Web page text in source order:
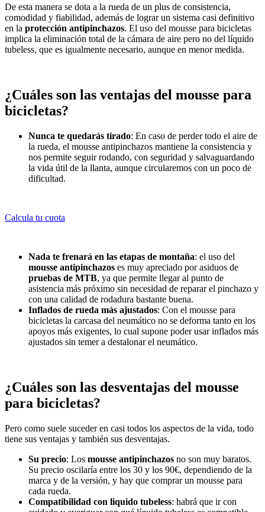
De esta manera se dota a la rueda de un plus de consistencia,
comodidad y fiabilidad, además de lograr un sistema casi definitivo
en la protección antipinchazos. El uso del mousse para bicicletas
implica la eliminación total de la cámara de aire pero no del líquido
tubeless, que es igualmente necesario, aunque en menor medida.
¿Cuáles son las ventajas del mousse para
bicicletas?
Nunca te quedarás tirado: En caso de perder todo el aire de
la rueda, el mousse antipinchazos mantiene la consistencia y
nos permite seguir rodando, con seguridad y salvaguardando
la vida útil de la llanta, aunque circularemos con un poco de
dificultad.
Calcula tu cuota
Nada te frenará en las etapas de montaña: el uso del
mousse antipinchazos es muy apreciado por asiduos de
pruebas de MTB, ya que permite llegar al punto de
asistencia más próximo sin necesidad de reparar el pinchazo y
con una calidad de rodadura bastante buena.
Inflados de rueda más ajustados: Con el mousse para
bicicletas la carcasa del neumático no se deforma tanto en los
apoyos más exigentes, lo cual supone poder usar inflados más
ajustados sin temer a destalonar el neumático.
¿Cuáles son las desventajas del mousse
para bicicletas?
Pero como suele suceder en casi todos los aspectos de la vida, todo
tiene sus ventajas y también sus desventajas.
Su precio: Los mousse antipinchazos no son muy baratos.
Su precio oscilaría entre los 30 y los 90€, dependiendo de la
marca y de la versión, y hay que comprar un mousse para
cada rueda.
Compatibilidad con liquido tubeless: habrá que ir con